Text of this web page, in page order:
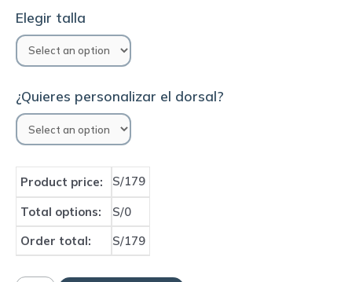
Elegir talla
¿Quieres personalizar el dorsal?
Product price: S/179
Total options:
S/0
Order total:
S/179